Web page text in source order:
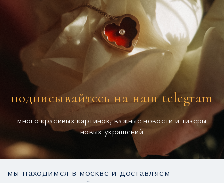
подписывайтесь на наш telegram
много красивых картинок, важные новости и тизеры
новых украшений
мы находимся в москве и доставляем